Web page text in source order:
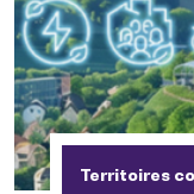
Territoires